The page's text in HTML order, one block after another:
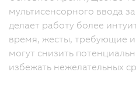
мультисенсорного ввода
делает работу более
время, жесты, требующие
могут снизить
избежать нежелательных